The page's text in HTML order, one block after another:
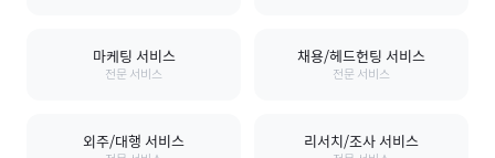
마케팅 서비스
전문 서비스
채용/헤드헌팅 서비스
전문 서비스
외주/대행 서비스 리서치/조사 서비스